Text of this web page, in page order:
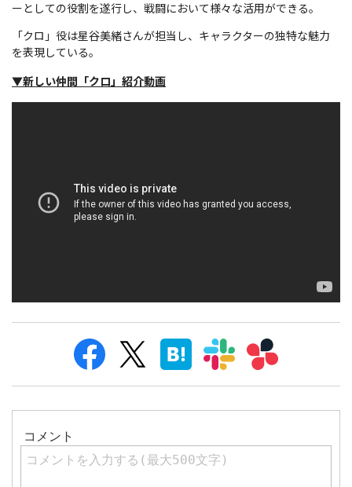
ーとしての役割を遂行し、戦闘において様々な活用ができる。
「クロ」役は星谷美緒さんが担当し、キャラクターの独特な魅力
を表現している。
▼新しい仲間「クロ」紹介動画